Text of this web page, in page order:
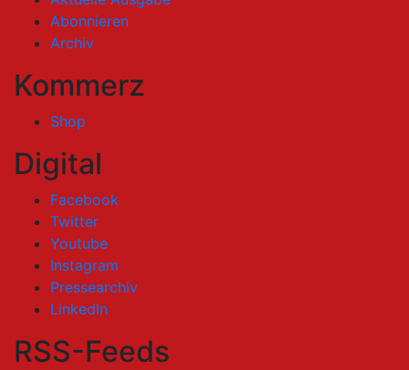
Abonnieren
Archiv
Kommerz
Shop
Digital
Facebook
Twitter
Youtube
Instagram
Pressearchiv
LinkedIn
RSS-Feeds